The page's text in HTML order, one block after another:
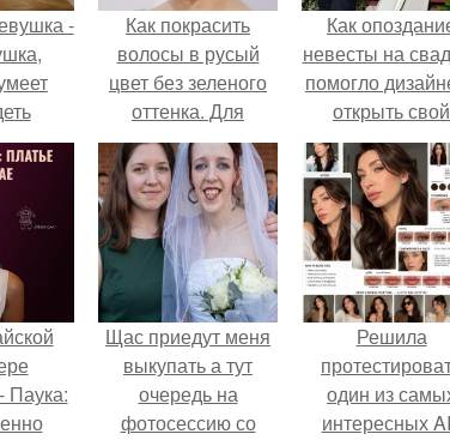
-
и
любои
Как покрасить
волосы в русый
цвет без зеленого
оттенка. Для
здоровья волос:
причины появления
зеленого оттенка
Как
невесты на
помогло
открыть свой
бренд.
Паука:
Щас приедут меня
выкупать а тут
очередь на
фотосессию со
Решила
один из
интересных